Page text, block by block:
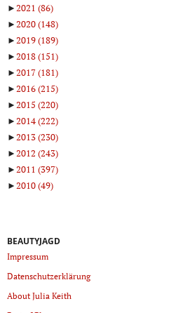
►2021 (86)
►2020(148)
►2019(189)
►2018(151)
►2017(181)
►2016(215)
►2015 (220)
►2014(222)
►2013(230)
►2012 (243)
►2011 (397)
►2010(49)
BEAUTYJAGD
Impressum
Datenschutzerklärung
About Julia Keith